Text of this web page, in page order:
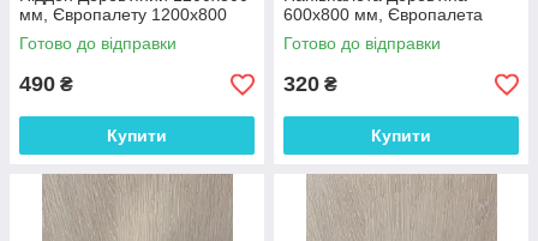
мм, Європалету 1200х800
мм
Готово до відправки
490 ₴
Купити
600х800 мм, Європалета
600х800 мм
Готово до відправки
320 ₴
Купити